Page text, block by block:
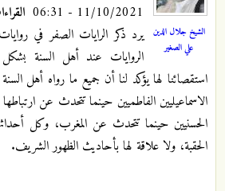
الشيخ جلال الدين
علي الصغير
11/10/2021 - 06:31
يرد ذكر الرايات الصفر في
الروايات عند أهل السنة
استقصائنا لها يؤكد لنا أن جميع ما رواه أهل
الاسماعيليين الفاطميين حينما تتحدث عن
الحسنيين حينما تتحدث عن المغرب، وكل
الحقبة، ولا علاقة لها بأحاديث الظهور الشريف.